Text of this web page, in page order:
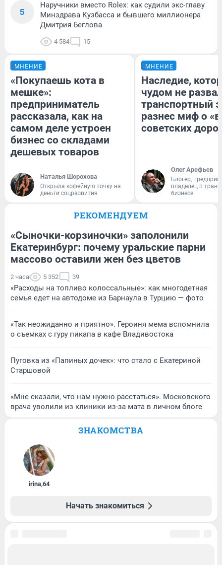
5
Наручники вместо Rolex: как судили экс-главу
Минздрава Кузбасса и бывшего миллионера
Дмитрия Беглова
4 584 15
МНЕНИЕ
«Покупаешь кота в
мешке»:
предприниматель
рассказала, как на
самом деле устроен
бизнес со складами
дешевых товаров
Наталья Шорохова
Открыла кофейную точку на
деньги соцразвития
МНЕНИЕ
Наследие,
чудом не
транспортный
разнес миф о
советских
Олег Арефьев
Блогер,
владелец в
бизнесе
РЕКОМЕНДУЕМ
«Сыночки-корзиночки» заполонили
Екатеринбург: почему уральские парни
массово оставили жен без цветов
2 часа 5 352 39
«Расходы на топливо колоссальные»: как многодетная
семья едет на автодоме из Барнаула в Турцию — фото
«Так неожиданно и приятно». Героиня мема вспомнила
о съемках с гуру пикапа в кафе Владивостока
Пуговка из «Папиных дочек»: что стало с Екатериной
Старшовой
«Мне сказали, что нам нужно расстаться». Московского
врача уволили из клиники из-за мата в личном блоге
ЗНАКОМСТВА
irina,64
Начать знакомиться